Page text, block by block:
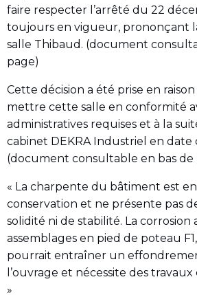
faire respecter l’arrêté du 22
toujours en vigueur, prononçant
salle Thibaud. (document
page)
Cette décision a été prise en
mettre cette salle en conformité
administratives requises et à la
cabinet DEKRA Industriel en date
(document consultable en bas de
« La charpente du bâtiment est
conservation et ne présente pas
solidité ni de stabilité. La corrosion
assemblages en pied de poteau
pourrait entraîner un
l’ouvrage et nécessite des
»